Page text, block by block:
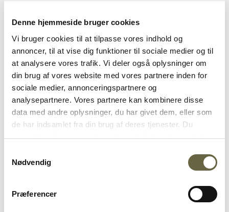
Denne hjemmeside bruger cookies
Vi bruger cookies til at tilpasse vores indhold og
annoncer, til at vise dig funktioner til sociale medier og til
at analysere vores trafik. Vi deler også oplysninger om
din brug af vores website med vores partnere inden for
sociale medier, annonceringspartnere og
analysepartnere. Vores partnere kan kombinere disse
data med andre oplysninger, du har givet dem, eller som
de har indsamlet fra din brug af deres tjenester. Du
samtykker til vores cookies, hvis du fortsætter med at
anvendes på ostogko.dk og ændre dit samtykke
her
Nødvendig
Præferencer
Sådan gør du
Skræl løgene, og skær dem i tynde skiver. Svits dem
ved lav varme i smør og lidt olivenolie, til de er
lysebrune og let karamelliserede. Det kan godt tage
en lille times tid. Rør jævnligt.
Når løgene er bløde og dufter sødt, drysses lidt
hvedemel over. Lad det bage igennem i et par
minutter, og tilsæt så hvidvin og bouillon.
Tilsæt frisk timian og groft kværnet sort peber.
sherryvineddike og salt.